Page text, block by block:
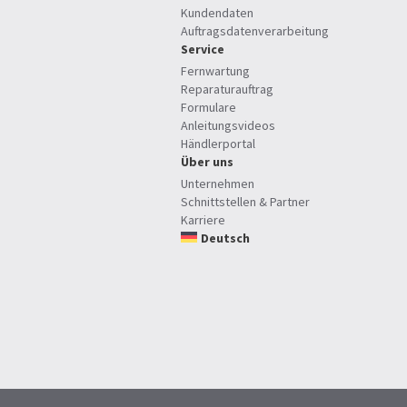
Kundendaten
Auftragsdatenverarbeitung
Service
Fernwartung
Reparaturauftrag
Formulare
Anleitungsvideos
Händlerportal
Über uns
Unternehmen
Schnittstellen & Partner
Karriere
Deutsch